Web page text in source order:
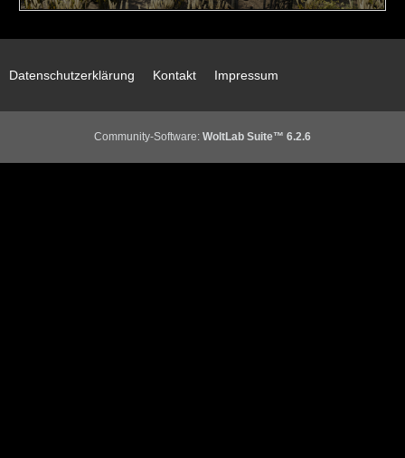
Datenschutzerklärung Kontakt Impressum
Community-Software: WoltLab Suite™ 6.2.6